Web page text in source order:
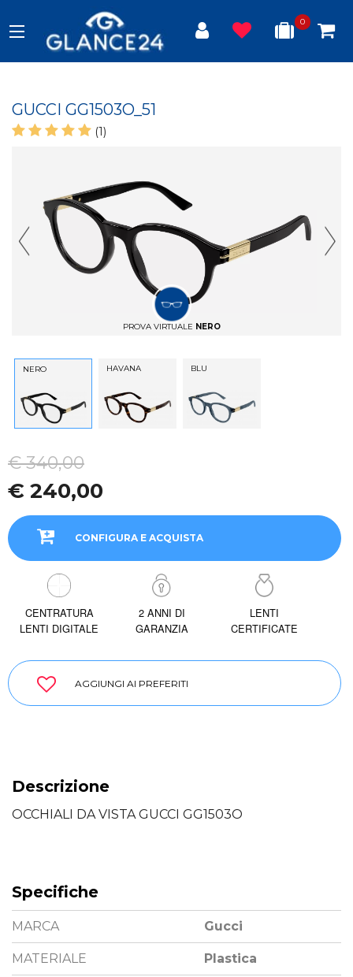
0
GUCCI GG1503O_51
(1)
PROVA VIRTUALE NERO
Previous Slide
NERO HAVANA BLU
€ 340,00
€ 240,00
CONFIGURA E ACQUISTA
CENTRATURA
LENTI DIGITALE
2 ANNI DI
GARANZIA
LENTI
CERTIFICATE
AGGIUNGI AI PREFERITI
Descrizione
OCCHIALI DA VISTA GUCCI GG1503O
Specifiche
MARCA Gucci
MATERIALE Plastica